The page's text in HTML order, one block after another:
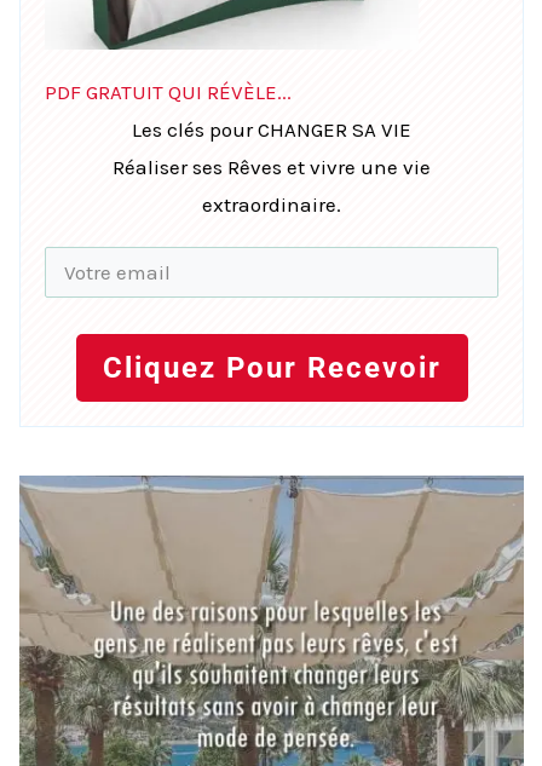
PDF GRATUIT QUI RÉVÈLE...
Les clés pour CHANGER SA VIE
Réaliser ses Rêves et vivre une vie
extraordinaire.
Cliquez Pour Recevoir